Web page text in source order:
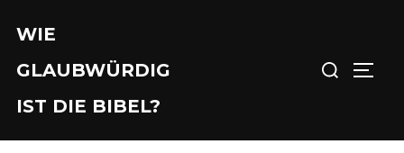
Inhalten
springen
WIE
GLAUBWÜRDIG
IST DIE BIBEL?
Suchen